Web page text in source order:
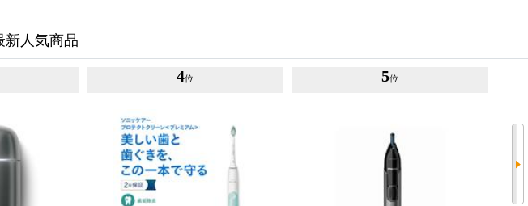
新人気商品
4位 5位